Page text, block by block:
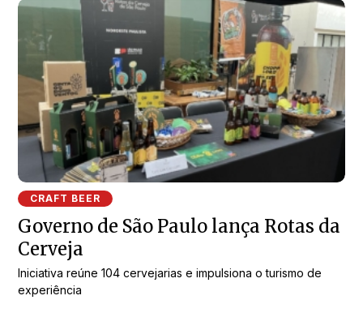
CRAFT BEER
Governo de São Paulo lança Rotas da
Cerveja
Iniciativa reúne 104 cervejarias e impulsiona o turismo de
experiência